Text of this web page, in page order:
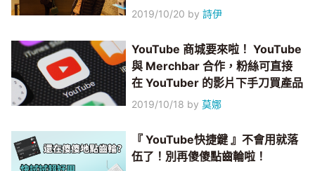
2019/10/20 by詩伊
YouTube 商城要來啦！ YouTube
與 Merchbar 合作，粉絲可直接
在 YouTuber 的影片下手刀買產品
2019/10/18 by莫娜
『 YouTube快捷鍵 』不會用就落
伍了！別再傻傻點齒輪啦！